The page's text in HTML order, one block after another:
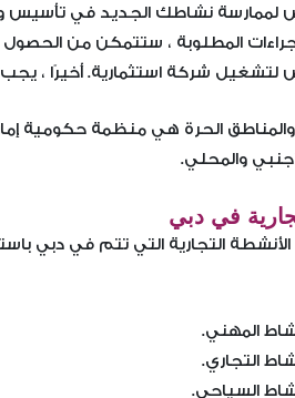
لممارسة نشاطك الجديد في تأسيس
المطلوبة ، ستتمكن من
شركة استثمارية. أخيرًا ،
الحرة هي منظمة حكومية
والمحلي.
في دبي
التجارية التي تتم في دبي
المهني.
التجاري.
السياحي.